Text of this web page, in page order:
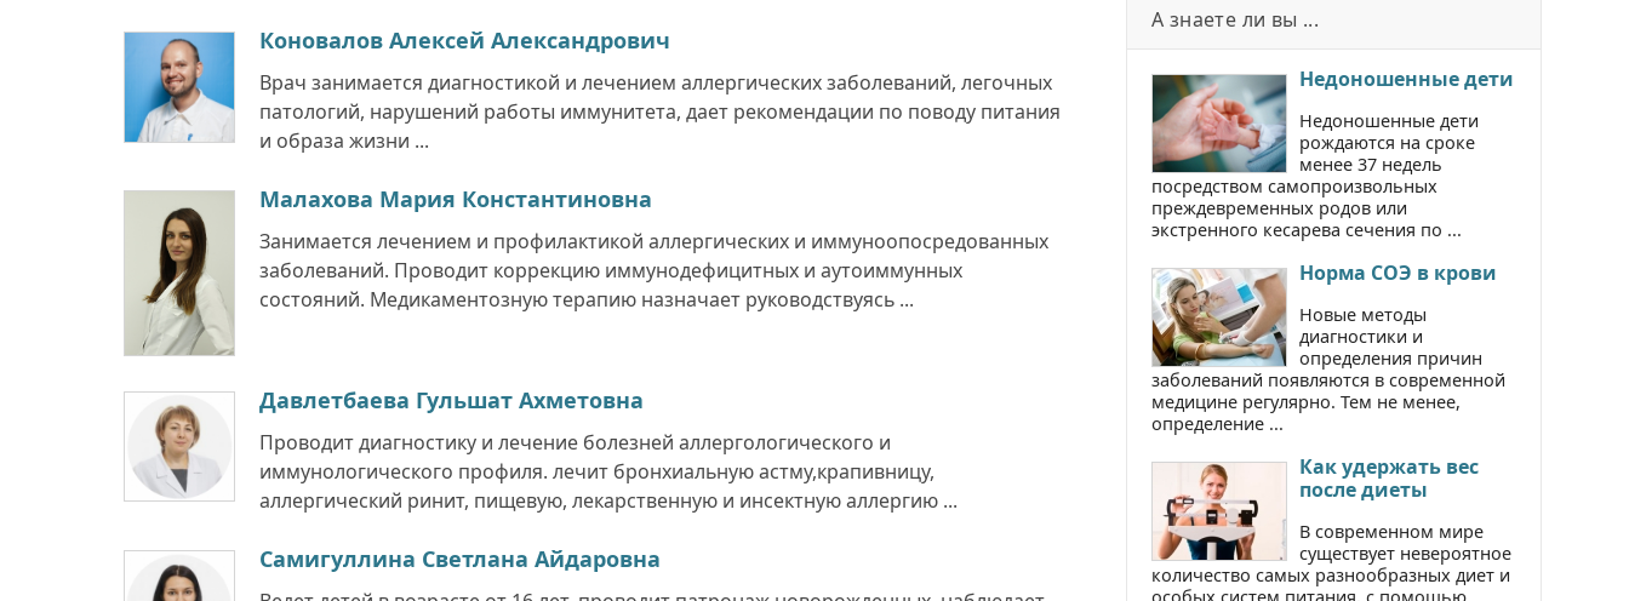
Коновалов Алексей Александрович
Врач занимается диагностикой и лечением аллергических заболеваний, легочных
патологий, нарушений работы иммунитета, дает рекомендации по поводу питания
и образа жизни ...
Малахова Мария Константиновна
Занимается лечением и профилактикой аллергических и иммуноопосредованных
заболеваний. Проводит коррекцию иммунодефицитных и аутоиммунных
состояний. Медикаментозную терапию назначает руководствуясь ...
Давлетбаева Гульшат Ахметовна
Проводит диагностику и лечение болезней аллергологического и
иммунологического профиля. лечит бронхиальную астму,крапивницу,
аллергический ринит, пищевую, лекарственную и инсектную аллергию ...
Самигуллина Светлана Айдаровна
А знаете ли вы ...
Недоношенные дети
Недоношенные дети
рождаются на сроке
менее 37 недель
посредством самопроизвольных
преждевременных родов или
экстренного кесарева сечения по ...
Норма СОЭ в крови
Новые методы
диагностики и
определения причин
заболеваний появляются в современной
медицине регулярно. Тем не менее,
определение ...
Как удержать вес
после диеты
В современном мире
существует невероятное
количество самых разнообразных диет и